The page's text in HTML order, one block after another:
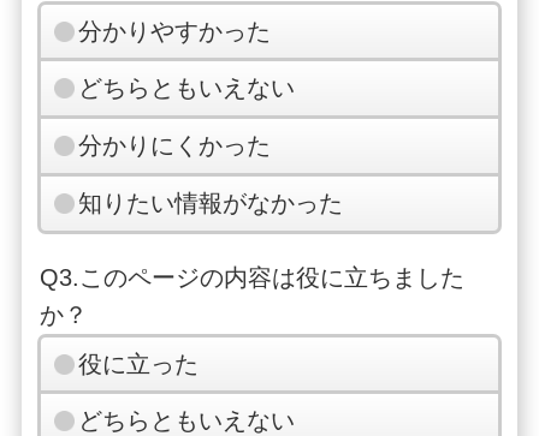
分かりやすかった
どちらともいえない
分かりにくかった
知りたい情報がなかった
Q3.このページの内容は役に立ちました
か？
役に立った
どちらともいえない